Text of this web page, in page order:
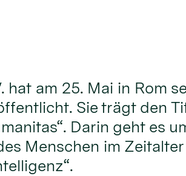
hat am 25. Mai in Rom
Sie trägt den
Darin geht es
Menschen im